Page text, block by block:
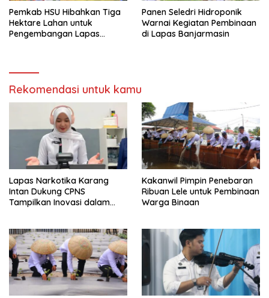
Pemkab HSU Hibahkan Tiga
Hektare Lahan untuk
Pengembangan Lapas
Panen Seledri Hidroponik
Warnai Kegiatan Pembinaan
di Lapas Banjarmasin
Rekomendasi untuk kamu
Lapas Narkotika Karang
Intan Dukung CPNS
Tampilkan Inovasi dalam
Kakanwil Pimpin Penebaran
Ribuan Lele untuk Pembinaan
Warga Binaan